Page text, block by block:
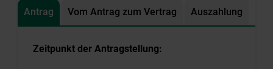
Antrag Vom Antrag zum Vertrag Auszahlung
Zeitpunkt der Antragstellung: